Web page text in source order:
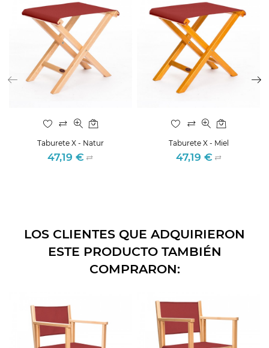
Taburete X - Natur
Precio
47,19 €
Taburete X - Miel
Precio
47,19 €
LOS CLIENTES QUE ADQUIRIERON
ESTE PRODUCTO TAMBIÉN
COMPRARON: